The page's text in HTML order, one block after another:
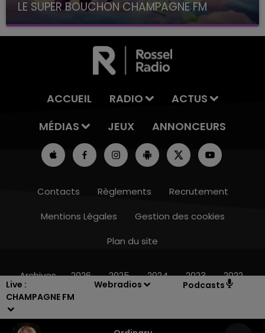
Live :
CHAMPAGNE FM
Webradios Podcasts
7h00 - 12h00
LE SUPER BOUCHON CHAMPAGNE FM
avec La Famille Champagne FM, à 8H10
ACCUEIL RADIO
ACTUS
MÉDIAS
JEUX ANNONCEURS
Contacts Règlements
Recrutement
Mentions Légales
Gestion des cookies
Plan du site
Archives 2026 2025 2024 2023 2022